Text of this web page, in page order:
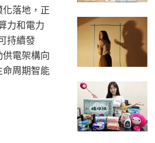
落地，正
力和電力
持續發
電架構向
命周期智能